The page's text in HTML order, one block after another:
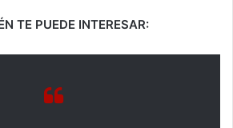
TE PUEDE INTERESAR: